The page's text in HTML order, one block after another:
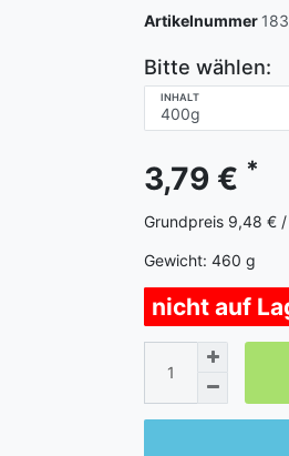
Artikelnummer
Bitte wählen:
INHALT
3,79 € *
Grundpreis 9,48 €
Gewicht: 460 g
nicht auf